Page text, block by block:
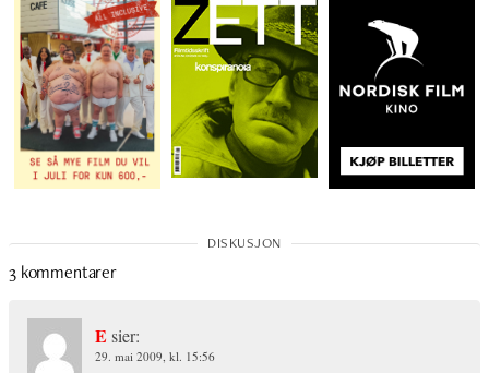
3 kommentarer
E sier:
29. mai 2009, kl. 15:56